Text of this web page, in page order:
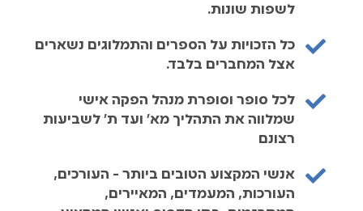
לשפות שונות.
כל הזכויות על הספרים והתמלוגים נשארים
אצל המחברים בלבד.
לכל סופר וסופרת מנהל הפקה אישי
שמלווה את התהליך מא׳ ועד ת׳ לשביעות
רצונם
אנשי המקצוע הטובים ביותר - העורכים,
העורכות, המעמדים, המאיירים,